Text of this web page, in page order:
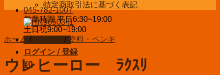
045-782-1007
営業時間 平日6:30~19:00
土日祝9:00~19:00
お問い合わせ
ログイン / 登録
¥0
特定商取引法に基づく表記
ホーム / / 塗料・ペンキ
ウレヒーロー ﾗｸｽﾘ